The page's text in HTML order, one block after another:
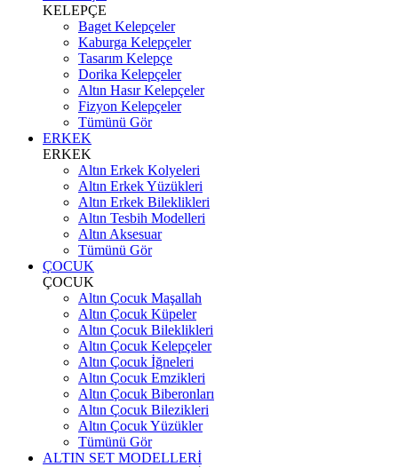
KELEPÇE
Baget Kelepçeler
Kaburga Kelepçeler
Tasarım Kelepçe
Dorika Kelepçeler
Altın Hasır Kelepçeler
Fizyon Kelepçeler
Tümünü Gör
ERKEK
ERKEK
Altın Erkek Kolyeleri
Altın Erkek Yüzükleri
Altın Erkek Bileklikleri
Altın Tesbih Modelleri
Altın Aksesuar
Tümünü Gör
ÇOCUK
ÇOCUK
Altın Çocuk Maşallah
Altın Çocuk Küpeler
Altın Çocuk Bileklikleri
Altın Çocuk Kelepçeler
Altın Çocuk İğneleri
Altın Çocuk Emzikleri
Altın Çocuk Biberonları
Altın Çocuk Bilezikleri
Altın Çocuk Yüzükler
Tümünü Gör
ALTIN SET MODELLERİ